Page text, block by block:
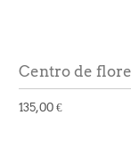
Centro de
135,00 €